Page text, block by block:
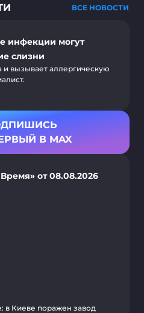
ВСЕ НОВОСТИ
инфекции могут
слизни
вызывает аллергическую
В MAX
от 08.08.2026
в Киеве поражен завод